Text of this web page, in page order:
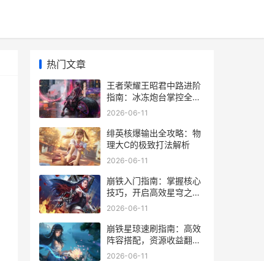
热门文章
王者荣耀王昭君中路进阶
指南：冰冻炮台掌控全
场！
2026-06-11
绯英核爆输出全攻略：物
理大C的极致打法解析
2026-06-11
崩铁入门指南：掌握核心
技巧，开启高效星穹之
旅！
2026-06-11
崩铁星琼速刷指南：高效
阵容搭配，资源收益翻
倍！
2026-06-11